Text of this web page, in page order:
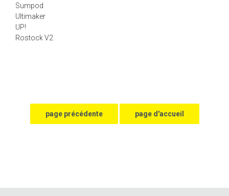
Sumpod
Ultimaker
UP!
Rostock V2